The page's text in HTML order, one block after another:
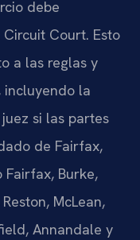
debe
Court. Esto
a las reglas y
incluyendo la
si las partes
de Fairfax,
Burke,
McLean,
Annandale y